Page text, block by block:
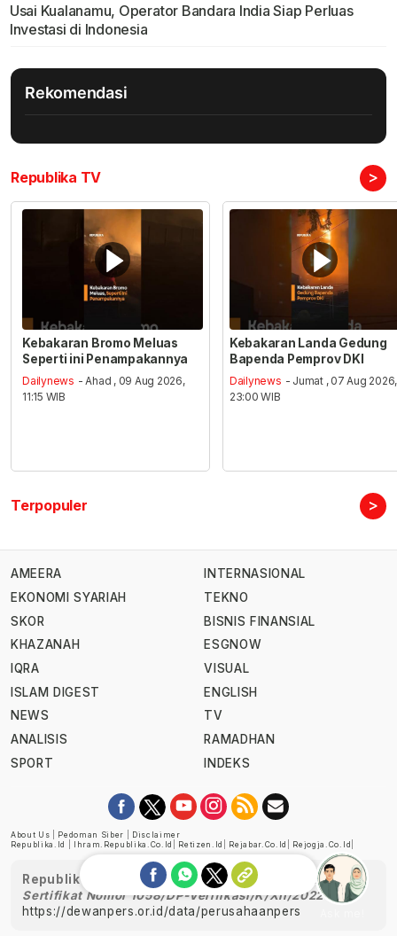
Usai Kualanamu, Operator Bandara India Siap Perluas
Investasi di Indonesia
Rekomendasi
Republika TV >
Kebakaran Bromo Meluas
Seperti ini Penampakannya
Dailynews - Ahad , 09 Aug 2026,
11:15 WIB
Kebakaran Landa Gedung
Bapenda Pemprov DKI
Dailynews - Jumat , 07 Aug 2026,
23:00 WIB
Terpopuler >
AMEERA
EKONOMI SYARIAH
SKOR
KHAZANAH
IQRA
ISLAM DIGEST
NEWS
ANALISIS
SPORT
INTERNASIONAL
TEKNO
BISNIS FINANSIAL
ESGNOW
VISUAL
ENGLISH
TV
RAMADHAN
INDEKS
About Us Pedoman Siber
Disclaimer
Republika.id
Ihram.republika.co.id Retizen.id Rejabar.co.id Rejogja.co.id
Republika telah diverifikasi oleh Dewan Pers
Sertifikat Nomor 1058/DP-Verifikasi/K/XII/2022
https://dewanpers.or.id/data/perusahaanpers